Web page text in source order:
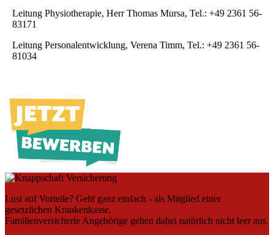
Leitung Physiotherapie, Herr Thomas Mursa, Tel.: +49 2361 56-
83171
Leitung Personalentwicklung, Verena Timm, Tel.: +49 2361 56-
81034
Lust auf Vorteile? Geht ganz einfach - als Mitglied einer
gesetzlichen Krankenkasse.
Familienversicherte Angehörige gehen dabei natürlich nicht leer aus.